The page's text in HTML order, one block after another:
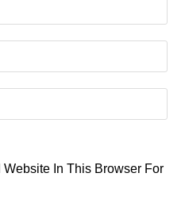
In This Browser For